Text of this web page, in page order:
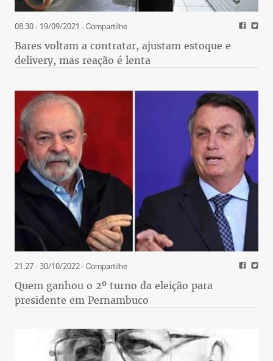
08:30 - 19/09/2021 - Compartilhe
Bares voltam a contratar, ajustam estoque e
delivery, mas reação é lenta
21:27 - 30/10/2022- Compartilhe
Quem ganhou o 2º turno da eleição para
presidente em Pernambuco